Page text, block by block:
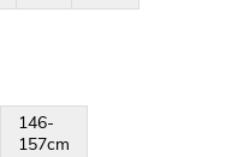
146-
157cm